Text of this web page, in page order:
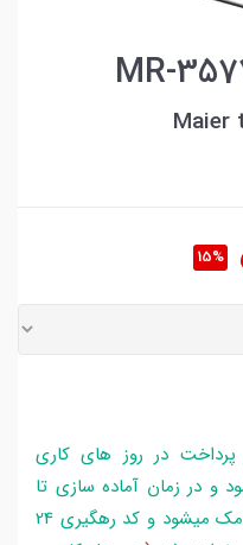
Maier
15%
در روز های کاری
و در زمان آماده سازی تا
تحویل بارکد ، مراحل برای کاربر پیامک میشود و کد رهگیری 24